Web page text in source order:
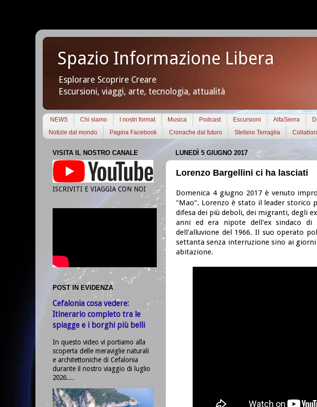
Spazio Informazione Libera
Esplorare Scoprire Creare
Escursioni, viaggi, arte, tecnologia, attualità
NEWS Chi siamo I nostri format Musica Podcast Escursioni AlfaSierra
Notizie dal mondo
Pagina Facebook Cronache dal futuro Stefano Terraglia
LUNEDÌ 5 GIUGNO 2017
Lorenzo Bargellini ci ha lasciati
Domenica 4 giugno 2017 è venuto
"Mao". Lorenzo è stato il leader storico
difesa dei più deboli, dei migranti, degli
anni ed era nipote dell'ex sindaco di
dell'alluvione del 1966. Il suo operato
settanta senza interruzione sino ai
abitazione.
VISITA IL NOSTRO CANALE
ISCRIVITI E VIAGGIA CON NOI
POST IN EVIDENZA
Cefalonia cosa vedere:
Itinerario completo tra le
spiagge e i borghi più belli
In questo video vi portiamo alla
scoperta delle meraviglie naturali
e architettoniche di Cefalonia
durante il nostro viaggio di luglio
2026....